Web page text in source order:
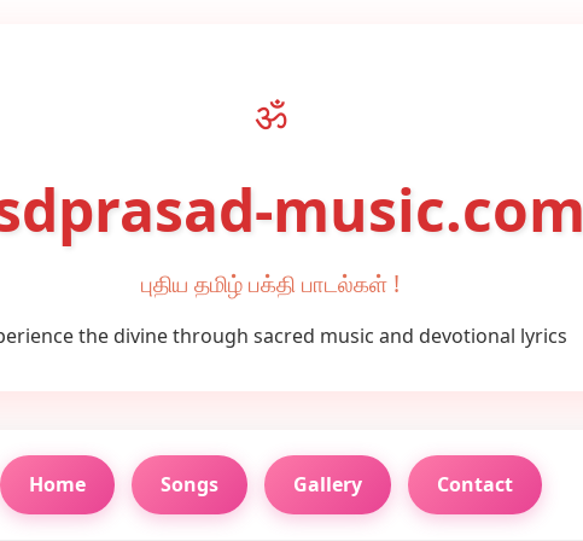
ॐ
music.com
புதிய தமிழ் பக்தி பாடல்கள் !
the divine through sacred music and devotional lyrics
Home Songs Gallery Contact